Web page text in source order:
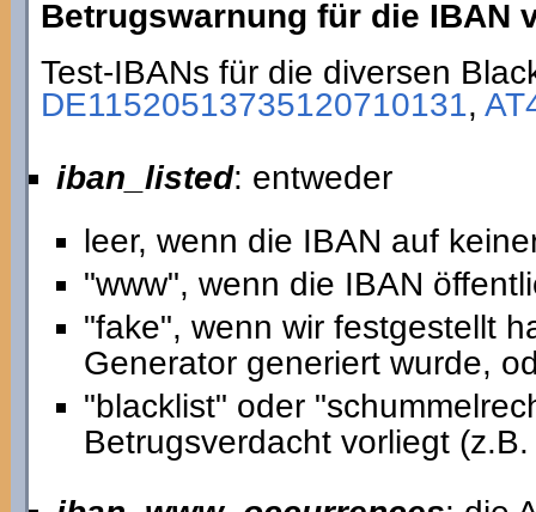
Betrugswarnung für die IBAN
Test-IBANs für die diversen
DE11520513735120710131,
iban_listed: entweder
leer, wenn die IBAN auf
"www", wenn die IBAN
"fake", wenn wir festgestellt
Generator generiert wurde,
"blacklist" oder
Betrugsverdacht vorliegt